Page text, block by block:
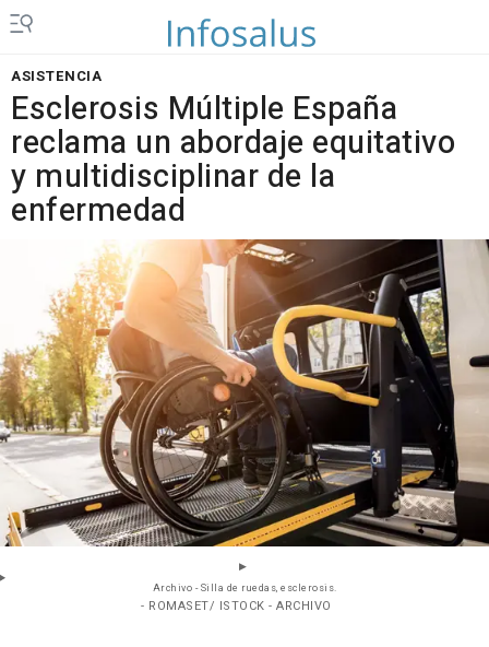
ASISTENCIA
Esclerosis Múltiple España
reclama un abordaje equitativo
y multidisciplinar de la
enfermedad
Archivo - Silla de ruedas, esclerosis.
- ROMASET/ ISTOCK - ARCHIVO